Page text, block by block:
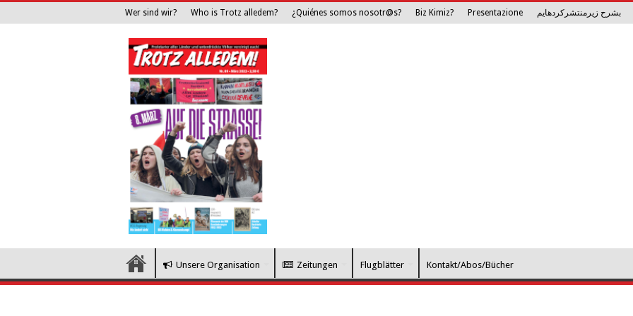
Wer sind wir? Who is Trotz alledem? ¿Quiénes somos nosotr@s? Biz Kimiz? Presentazione بشرح زیرمنتشرکرده­ایم
Unsere Organisation Zeitungen Flugblätter Kontakt/Abos/Bücher